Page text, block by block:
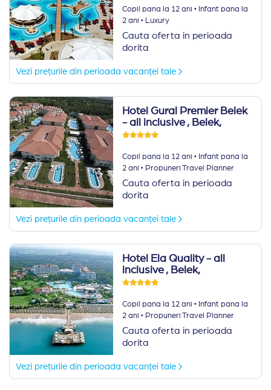
Copil pana la 12 ani ·Infant pana la
2 ani ·Luxury
Cauta oferta in perioada
dorita
Vezi prețurile din perioada vacanței tale
Hotel Gural Premier Belek
- all inclusive , Belek,
Copil pana la 12 ani ·Infant pana la
2 ani ·Propuneri Travel Planner
Cauta oferta in perioada
dorita
Vezi prețurile din perioada vacanței tale
Hotel Ela Quality - all
inclusive , Belek,
Copil pana la 12 ani ·Infant pana la
2 ani ·Propuneri Travel Planner
Cauta oferta in perioada
dorita
Vezi prețurile din perioada vacanței tale